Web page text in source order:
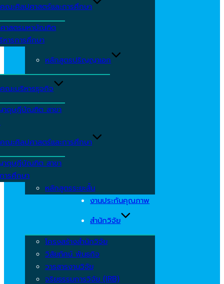
คณะศิลปศาสตร์และการศึกษา
าสตรมหาบัณฑิต
หารการศึกษา
หลักสูตรปริญญาเอก
คณะบริหารธุจกิจ
ดุษฎีบัณฑิต สาขา
คณะศิลปศาสตร์และการศึกษา
ดุษฎีบัณฑิต สาขา
ารศึกษา
หลักสูตรระยะสั้น
งานประกันคุณภาพ
สำนักวิจัย
โครงสร้างสำนักวิจัย
วิสัยทัศน์ พันธกิจ
วารสารงานวิจัย
จริยธรรมการวิจัย (IRB)